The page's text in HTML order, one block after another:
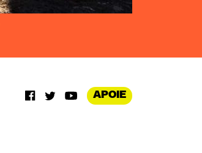
APOIE